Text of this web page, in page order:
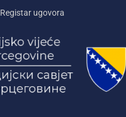
Registar ugovora